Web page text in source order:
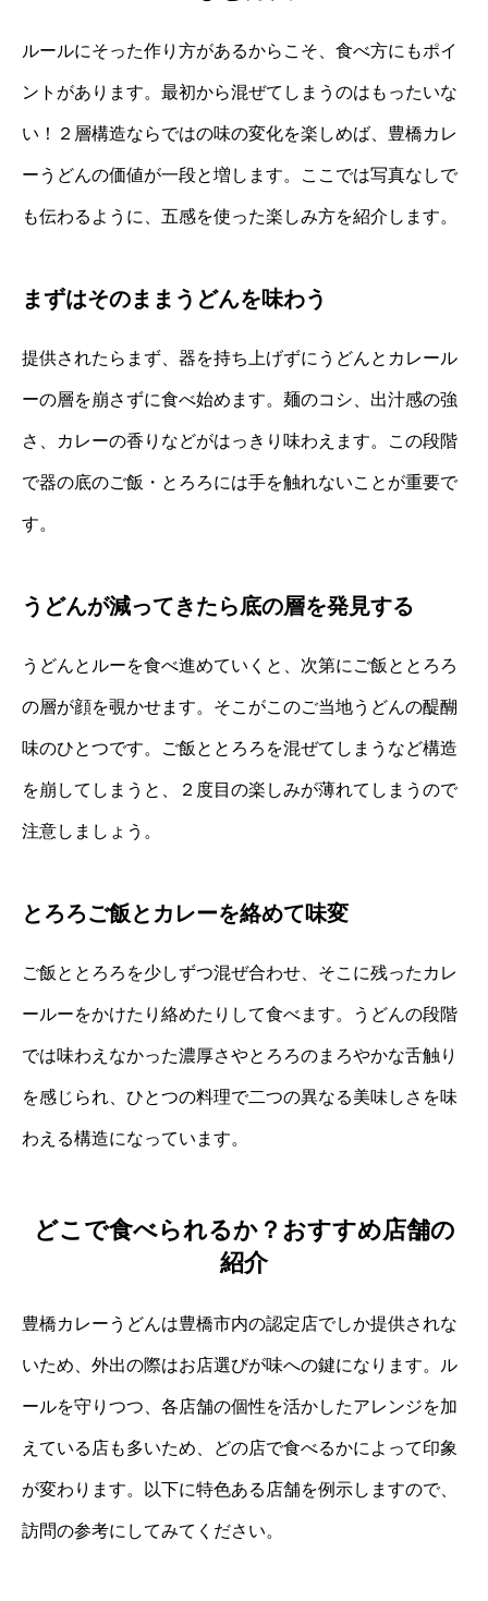
ルールにそった作り方があるからこそ、食べ方にもポイ
ントがあります。最初から混ぜてしまうのはもったいな
い！２層構造ならではの味の変化を楽しめば、豊橋カレ
ーうどんの価値が一段と増します。ここでは写真なしで
も伝わるように、五感を使った楽しみ方を紹介します。
まずはそのままうどんを味わう
提供されたらまず、器を持ち上げずにうどんとカレール
ーの層を崩さずに食べ始めます。麺のコシ、出汁感の強
さ、カレーの香りなどがはっきり味わえます。この段階
で器の底のご飯・とろろには手を触れないことが重要で
す。
うどんが減ってきたら底の層を発見する
うどんとルーを食べ進めていくと、次第にご飯ととろろ
の層が顔を覗かせます。そこがこのご当地うどんの醍醐
味のひとつです。ご飯ととろろを混ぜてしまうなど構造
を崩してしまうと、２度目の楽しみが薄れてしまうので
注意しましょう。
とろろご飯とカレーを絡めて味変
ご飯ととろろを少しずつ混ぜ合わせ、そこに残ったカレ
ールーをかけたり絡めたりして食べます。うどんの段階
では味わえなかった濃厚さやとろろのまろやかな舌触り
を感じられ、ひとつの料理で二つの異なる美味しさを味
わえる構造になっています。
どこで食べられるか？おすすめ店舗の
紹介
豊橋カレーうどんは豊橋市内の認定店でしか提供されな
いため、外出の際はお店選びが味への鍵になります。ル
ールを守りつつ、各店舗の個性を活かしたアレンジを加
えている店も多いため、どの店で食べるかによって印象
が変わります。以下に特色ある店舗を例示しますので、
訪問の参考にしてみてください。